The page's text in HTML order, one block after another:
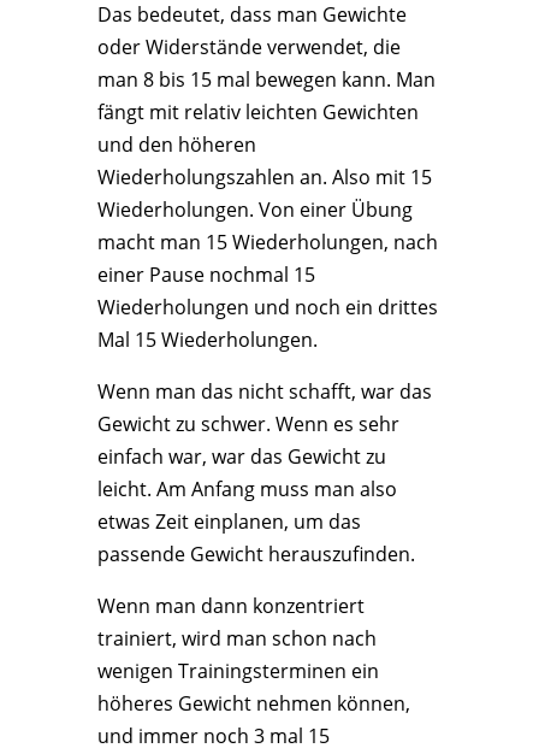
Das bedeutet, dass man Gewichte
oder Widerstände verwendet, die
man 8 bis 15 mal bewegen kann. Man
fängt mit relativ leichten Gewichten
und den höheren
Wiederholungszahlen an. Also mit 15
Wiederholungen. Von einer Übung
macht man 15 Wiederholungen, nach
einer Pause nochmal 15
Wiederholungen und noch ein drittes
Mal 15 Wiederholungen.
Wenn man das nicht schafft, war das
Gewicht zu schwer. Wenn es sehr
einfach war, war das Gewicht zu
leicht. Am Anfang muss man also
etwas Zeit einplanen, um das
passende Gewicht herauszufinden.
Wenn man dann konzentriert
trainiert, wird man schon nach
wenigen Trainingsterminen ein
höheres Gewicht nehmen können,
und immer noch 3 mal 15